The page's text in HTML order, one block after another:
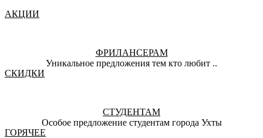
АКЦИИ
ФРИЛАНСЕРАМ
Уникальное предложения тем кто любит ..
СКИДКИ
СТУДЕНТАМ
Особое предложение студентам города Ухты
ГОРЯЧЕЕ